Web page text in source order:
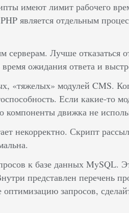
имеют лимит рабочего
является отдельным
серверам. Лучше отказаться
ожидания ответа и
«тяжелых» модулей CMS.
Если какие-то
движка не
некорректно. Скрипт
к базе данных MySQL.
представлен перечень
запросов,